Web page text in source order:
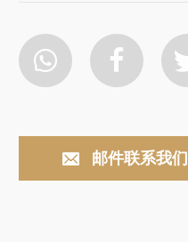
邮件联系我们